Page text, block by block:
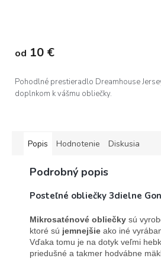
od 10 €
Pohodlné prestieradlo Dreamhouse
doplnkom k vášmu obliečky.
Popis Hodnotenie Diskusia
Podrobný popis
Posteľné obliečky 3dielne
Mikrosaténové obliečky sú
ktoré sú jemnejšie ako iné
Vďaka tomu je na dotyk veľmi
priedušné a takmer hodvábne